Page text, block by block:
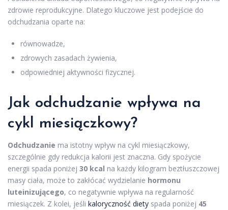
zdrowie reprodukcyjne. Dlatego kluczowe jest podejście do
odchudzania oparte na:
równowadze,
zdrowych zasadach żywienia,
odpowiedniej aktywności fizycznej.
Jak odchudzanie wpływa na
cykl miesiączkowy?
Odchudzanie ma istotny wpływ na cykl miesiączkowy,
szczególnie gdy redukcja kalorii jest znaczna. Gdy spożycie
energii spada poniżej 30 kcal na każdy kilogram beztłuszczowej
masy ciała, może to zakłócać wydzielanie hormonu
luteinizującego, co negatywnie wpływa na regularność
miesiączek. Z kolei, jeśli kaloryczność diety spada poniżej 45